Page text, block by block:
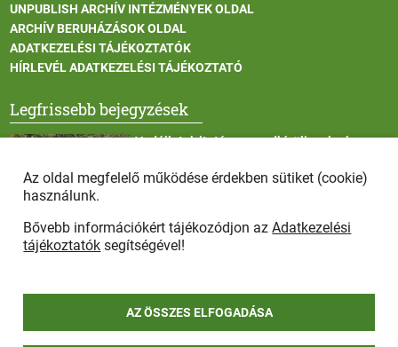
UNPUBLISH ARCHÍV INTÉZMÉNYEK OLDAL
ARCHÍV BERUHÁZÁSOK OLDAL
ADATKEZELÉSI TÁJÉKOZTATÓK
HÍRLEVÉL ADATKEZELÉSI TÁJÉKOZTATÓ
Legfrissebb bejegyzések
Vadállatok itatása a rendkívüli melegben
Afrikai sertéspestis - kérések a lakosság felé
Az oldal megfelelő működése érdekben sütiket (cookie)
használunk.
Bővebb információkért tájékozódjon azAdatkezelési
tájékoztatók segítségével!
AZ ÖSSZES ELFOGADÁSA